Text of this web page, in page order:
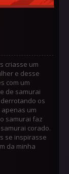
criasse um
e desse
com um
de samurai
os
um
samurai faz
corado.
se inspirasse
da minha